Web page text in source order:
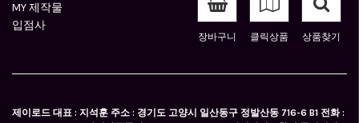
MY 제작물
입점사
장바구니 클릭상품 상품찾기
제이로드 대표 : 지석훈 주소 : 경기도 고양시 일산동구 정발산동 716-6 B1 전화 :